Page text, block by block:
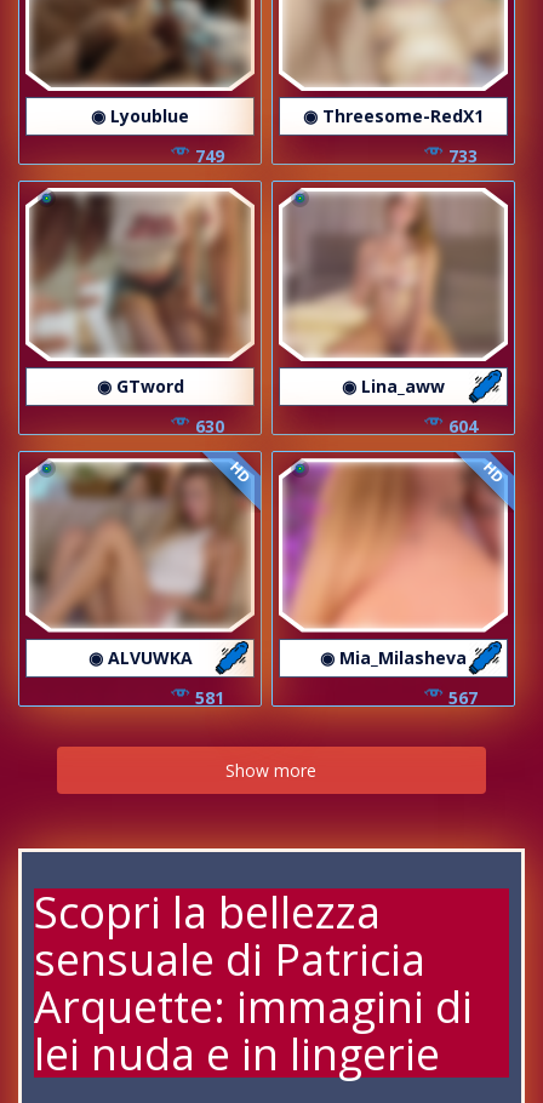
◉ Lyoublue
749
◉ Threesome-RedX1
733
◉ GTword
630
◉ Lina_aww
604
HD
◉ ALVUWKA
581
HD
◉ Mia_Milasheva
567
Show more
Scopri la bellezza
sensuale di Patricia
Arquette: immagini di
lei nuda e in lingerie